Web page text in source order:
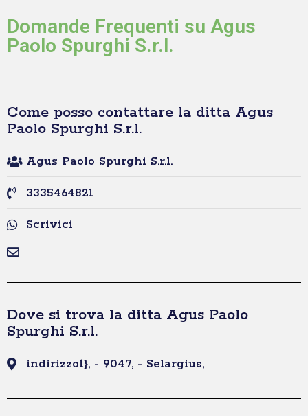
Domande Frequenti su Agus
Paolo Spurghi S.r.l.
Come posso contattare la ditta Agus
Paolo Spurghi S.r.l.
Agus Paolo Spurghi S.r.l.
3335464821
Scrivici
Dove si trova la ditta Agus Paolo
Spurghi S.r.l.
indirizzo1}, - 9047, - Selargius,